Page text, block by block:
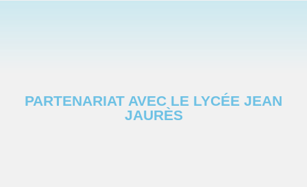
PARTENARIAT AVEC LE LYCÉE JEAN
JAURÈS